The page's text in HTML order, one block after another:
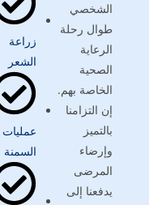
الشخصي
طوال رحلة
الرعاية
الصحية
الخاصة بهم.
إن التزامنا
بالتميز
وإرضاء
المرضى
يدفعنا إلى
زراعة
الشعر
عمليات
السمنة